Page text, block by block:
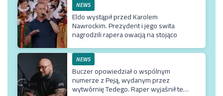
NEWS
Eldo wystąpił przed Karolem
Nawrockim. Prezydent i jego swita
nagrodzili rapera owacją na stojąco
NEWS
Buczer opowiedział o wspólnym
numerze z Peją, wydanym przez
wytwórnię Tedego. Raper wyjaśnił też